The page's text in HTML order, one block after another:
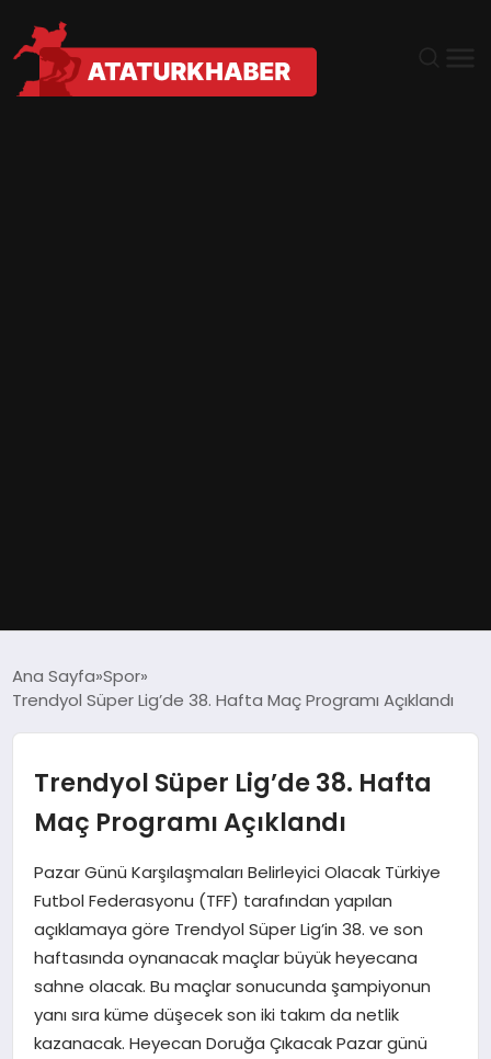
DÜNYA
EĞITIM
EKONOMI
MAGAZIN
SAĞLIK
SIYASET
Ana Sayfa Spor
Trendyol Süper Lig’de 38. Hafta Maç Programı Açıklandı
Trendyol Süper Lig’de 38. Hafta
Maç Programı Açıklandı
Pazar Günü Karşılaşmaları Belirleyici Olacak Türkiye
Futbol Federasyonu (TFF) tarafından yapılan
açıklamaya göre Trendyol Süper Lig’in 38. ve son
haftasında oynanacak maçlar büyük heyecana
sahne olacak. Bu maçlar sonucunda şampiyonun
yanı sıra küme düşecek son iki takım da netlik
kazanacak. Heyecan Doruğa Çıkacak Pazar günü